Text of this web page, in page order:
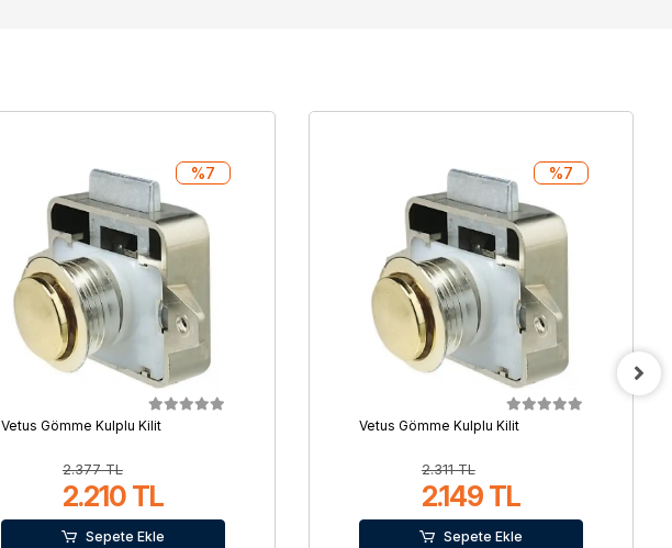
Vetus Gömme Kulplu Kilit
2.377 TL
2.210 TL
%7
Sepete Ekle
Vetus Gömme Kulplu Kilit
2.311 TL
2.149 TL
%7
Sepete Ekle